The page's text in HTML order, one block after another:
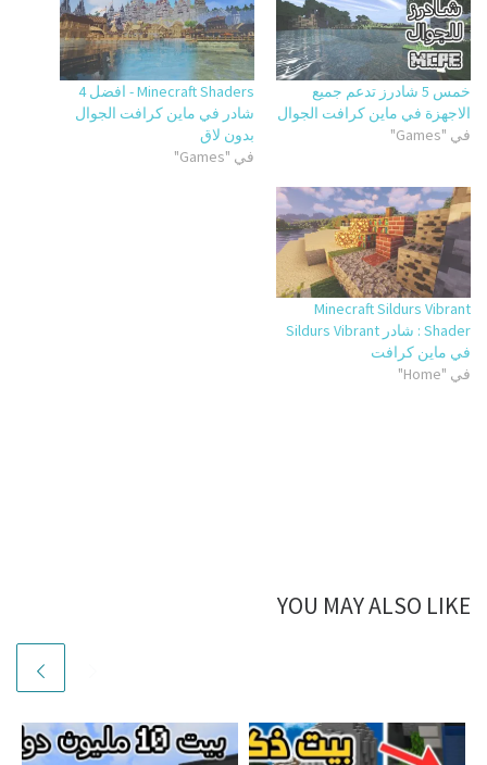
خمس 5 شادرز تدعم جميع
الاجهزة في ماين كرافت الجوال
في "Games"
Minecraft Shaders - افضل 4
شادر في ماين كرافت الجوال
بدون لاق
في "Games"
Minecraft Sildurs Vibrant
Shader : شادر Sildurs Vibrant
في ماين كرافت
في "Home"
YOU MAY ALSO LIKE